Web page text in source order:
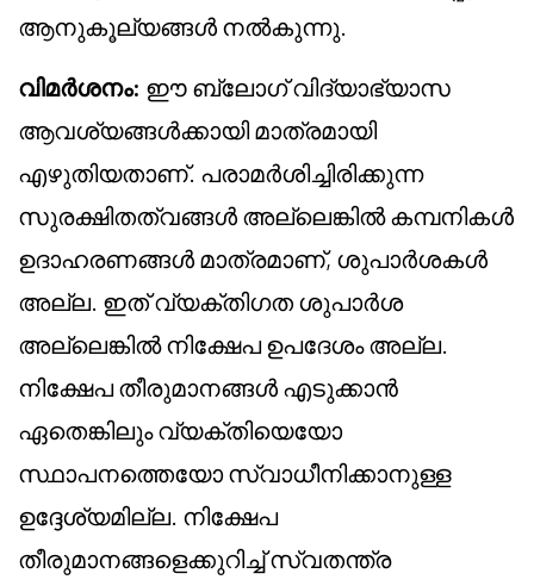
ആനുകൂല്യങ്ങൾ നൽകുന്നു.
വിമർശനം: ഈ ബ്ലോഗ് വിദ്യാഭ്യാസ
ആവശ്യങ്ങൾക്കായി മാത്രമായി
എഴുതിയതാണ്. പരാമർശിച്ചിരിക്കുന്ന
സുരക്ഷിതത്വങ്ങൾ അല്ലെങ്കിൽ കമ്പനികൾ
ഉദാഹരണങ്ങൾ മാത്രമാണ്, ശുപാർശകൾ
അല്ല. ഇത് വ്യക്തിഗത ശുപാർശ
അല്ലെങ്കിൽ നിക്ഷേപ ഉപദേശം അല്ല.
നിക്ഷേപ തീരുമാനങ്ങൾ എടുക്കാൻ
ഏതെങ്കിലും വ്യക്തിയെയോ
സ്ഥാപനത്തെയോ സ്വാധീനിക്കാനുള്ള
ഉദ്ദേശ്യമില്ല. നിക്ഷേപ
തീരുമാനങ്ങളെക്കുറിച്ച് സ്വതന്ത്ര